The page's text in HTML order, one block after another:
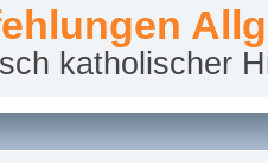
katholischer